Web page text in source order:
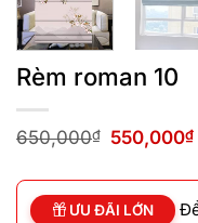
Rèm roman 10
650,000₫
Giá
650,000₫.
550,000₫
ƯU ĐÃI LỚN